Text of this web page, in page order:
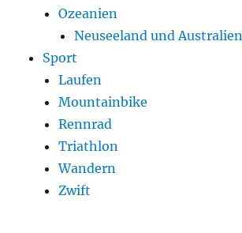
Ozeanien
Neuseeland und Australien
Sport
Laufen
Mountainbike
Rennrad
Triathlon
Wandern
Zwift